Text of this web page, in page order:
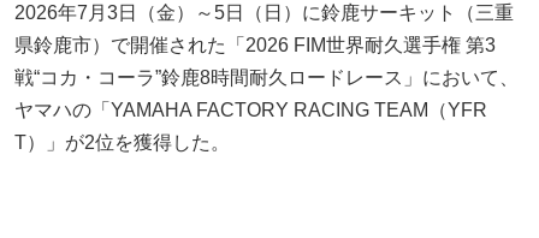
2026年7月3日（金）～5日（日）に鈴鹿サーキット（三重
県鈴鹿市）で開催された「2026 FIM世界耐久選手権 第3
戦“コカ・コーラ”鈴鹿8時間耐久ロードレース」において、
ヤマハの「YAMAHA FACTORY RACING TEAM（YFR
T）」が2位を獲得した。